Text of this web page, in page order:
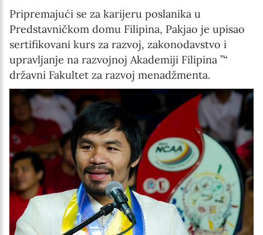
Pripremajući se za karijeru poslanika u
Predstavničkom domu Filipina, Pakjao je upisao
sertifikovani kurs za razvoj, zakonodavstvo i
upravljanje na razvojnoj Akademiji Filipina ”“
državni Fakultet za razvoj menadžmenta.